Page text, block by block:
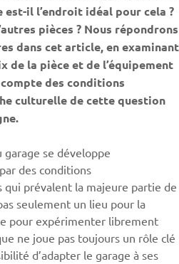
il l’endroit idéal pour cela ?
pièces ? Nous répondrons
dans cet article, en examinant
de la pièce et de l’équipement
des conditions
culturelle de cette question
se développe
des conditions
prévalent la majeure partie de
seulement un lieu pour la
pour expérimenter librement
ne joue pas toujours un rôle clé
d’adapter le garage à ses